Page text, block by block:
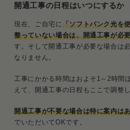
開通工事の日程はいつにするか
現在、ご自宅に 「ソフトバンク光を
整っていない場合は、開通工事が必
す。そして開通工事が必要な場合は
なりません。
工事にかかる時間はおよそ1～2時間
えて、開通工事の日程もここで調整
開通工事が不要な場合は特に案内は
でいただいてOKです。